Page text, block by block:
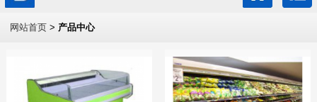
网站首页 > 产品中心